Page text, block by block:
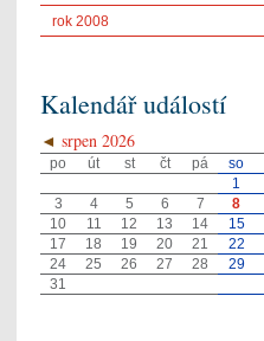
rok 2008
Kalendář událostí
◄ srpen 2026
po út st čt pá so
1
3
4 5 6 7 8
10
11 12 13 14 15
17
18 19 20 21 22
24
25 26 27 28 29
31